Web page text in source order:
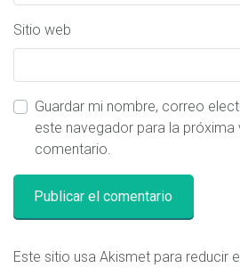
Sitio web
Guardar mi nombre, correo
este navegador para la próxima
comentario.
Este sitio usa Akismet para reducir